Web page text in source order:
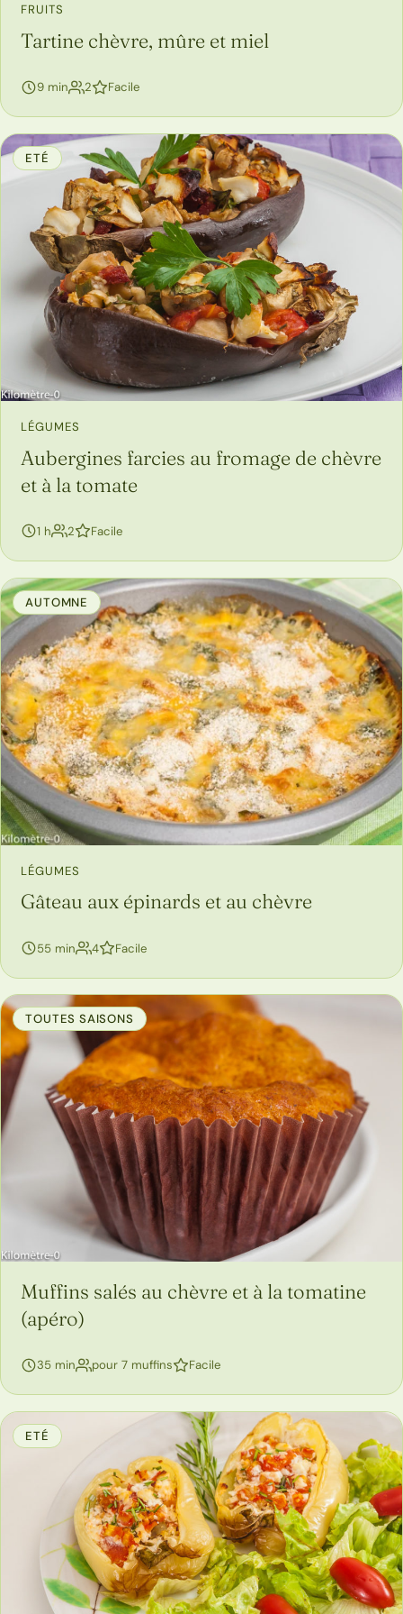
FRUITS
Tartine chèvre, mûre et miel
9 min 2personnes
Facile
ETÉ
LÉGUMES
Aubergines farcies au fromage de chèvre
et à la tomate
1 h 2personnes
Facile
AUTOMNE
LÉGUMES
Gâteau aux épinards et au chèvre
55 min 4personnes
Facile
TOUTES SAISONS
Muffins salés au chèvre et à la tomatine
(apéro)
35 min pour 7 muffins Facile
ETÉ